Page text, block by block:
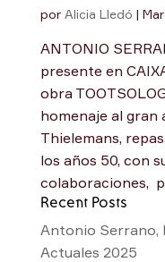
por Alicia Lledó |
ANTONIO
presente en
obra
homenaje al gran
Thielemans,
los años 50, con
colaboraciones,
Recent Posts
Antonio Serrano,
Actuales 2025